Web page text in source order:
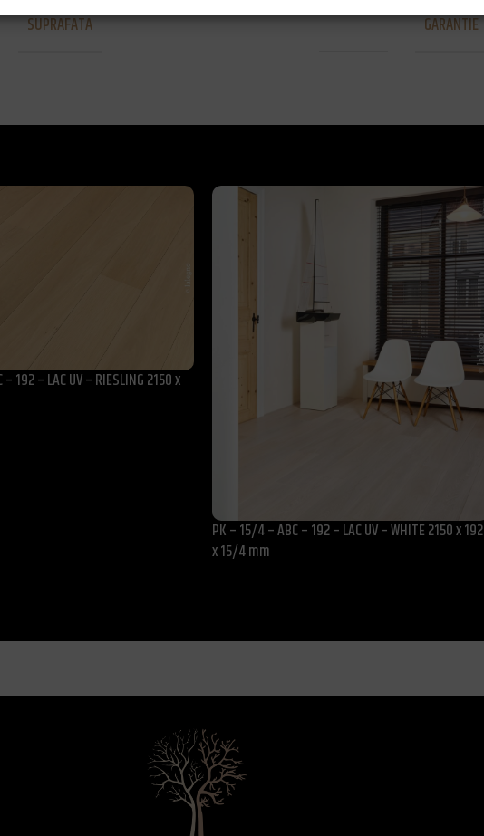
SUPRAFATA GARANTIE
192 – LAC UV – RIESLING 2150 x
PK – 15/4 – ABC – 192 – LAC UV – WHITE 2150 x 192
x 15/4 mm